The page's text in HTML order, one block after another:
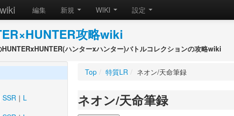
編集 新規 WIKI 設定
攻略wiki
ハンターxハンター)バトルコレクションの攻略wiki
SSR ｜ L
Top / 特質LR / ネオン/天命筆録
ネオン/天命筆録